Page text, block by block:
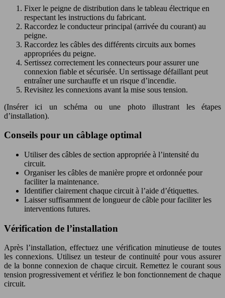
Fixer le peigne de distribution dans le tableau électrique en
respectant les instructions du fabricant.
Raccordez le conducteur principal (arrivée du courant) au
peigne.
Raccordez les câbles des différents circuits aux bornes
appropriées du peigne.
Sertissez correctement les connecteurs pour assurer une
connexion fiable et sécurisée. Un sertissage défaillant peut
entraîner une surchauffe et un risque d’incendie.
Revisitez les connexions avant la mise sous tension.
(Insérer ici un schéma ou une photo illustrant les étapes
d’installation).
Conseils pour un câblage optimal
Utiliser des câbles de section appropriée à l’intensité du
circuit.
Organiser les câbles de manière propre et ordonnée pour
faciliter la maintenance.
Identifier clairement chaque circuit à l’aide d’étiquettes.
Laisser suffisamment de longueur de câble pour faciliter les
interventions futures.
Vérification de l’installation
Après l’installation, effectuez une vérification minutieuse de toutes
les connexions. Utilisez un testeur de continuité pour vous assurer
de la bonne connexion de chaque circuit. Remettez le courant sous
tension progressivement et vérifiez le bon fonctionnement de chaque
circuit.